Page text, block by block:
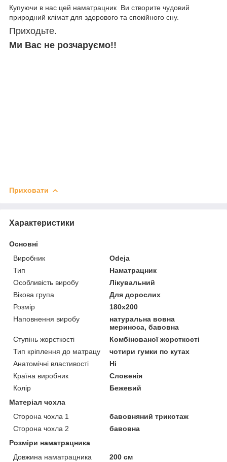
Купуючи в нас цей наматрацник Ви створите чудовий
природний клімат для здорового та спокійного сну.
Приходьте.
Ми Вас не розчаруємо!!
Приховати
Характеристики
Основні
Виробник
Odeja
Тип
Наматрацник
Особливість виробу
Лікувальний
Вікова група
Для дорослих
Розмір
180x200
Наповнення виробу
натуральна вовна
мериноса, бавовна
Ступінь жорсткості
Комбінованої жорсткості
Тип кріплення до матрацу
чотири гумки по кутах
Анатомічні властивості
Ні
Країна виробник
Словенія
Колір
Бежевий
Матеріал чохла
Сторона чохла 1
бавовняний трикотаж
Сторона чохла 2
бавовна
Розміри наматрацника
Довжина наматрацника
200 см